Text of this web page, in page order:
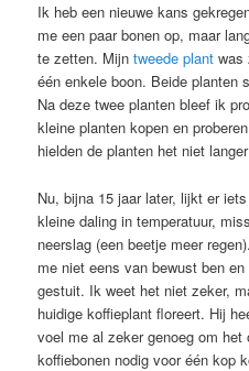
Ik heb een nieuwe kans
me een paar bonen op, maar
te zetten. Mijntweede plant was
één enkele boon. Beide planten
Na deze twee planten bleef ik
kleine planten kopen en
hielden de planten het niet
Nu, bijna 15 jaar later, lijkt er
kleine daling in temperatuur,
neerslag (een beetje meer
me niet eens van bewust ben
gestuit. Ik weet het niet zeker,
huidige koffieplant floreert. Hij
voel me al zeker genoeg om
koffiebonen nodig voor één kop